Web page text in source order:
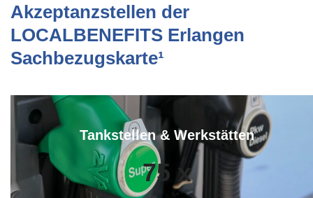
Akzeptanzstellen der
LOCALBENEFITS Erlangen
Sachbezugskarte¹
Tankstellen & Werkstätten
75 x